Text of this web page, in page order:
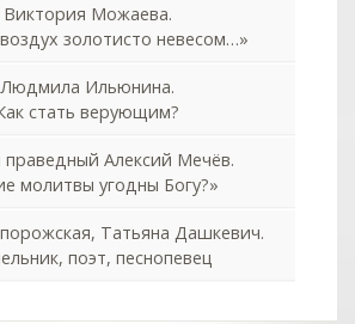
Виктория Можаева.
золотисто невесом…»
Людмила Ильюнина.
стать верующим?
праведный Алексий Мечёв.
молитвы угодны Богу?»
Татьяна Дашкевич.
поэт, песнопевец